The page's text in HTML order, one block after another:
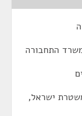
התחבורה
ישראל,